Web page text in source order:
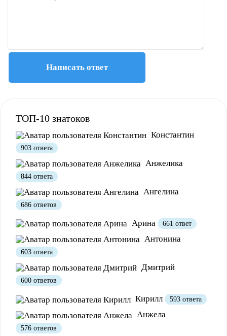
Полезно 12 Не очень 1
Полезно
Написать ответ
ТОП-10 знатоков
Константин
903 ответа
Анжелика
844 ответа
Ангелина
686 ответов
Арина 661 ответ
Антонина
603 ответа
Дмитрий
600 ответов
Кирилл 593 ответа
Анжела
576 ответов